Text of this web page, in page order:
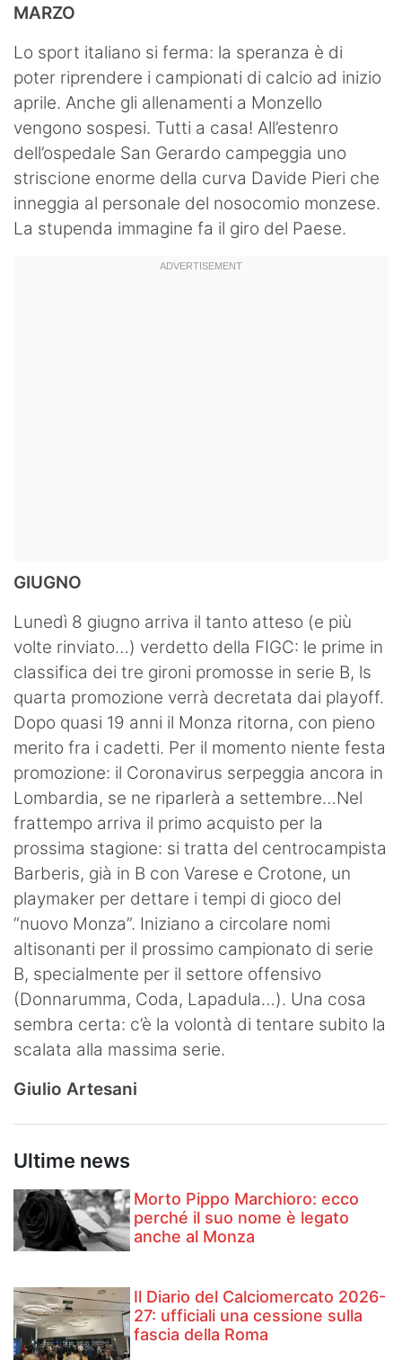
MARZO
Lo sport italiano si ferma: la speranza è di
poter riprendere i campionati di calcio ad inizio
aprile. Anche gli allenamenti a Monzello
vengono sospesi. Tutti a casa! All’estenro
dell’ospedale San Gerardo campeggia uno
striscione enorme della curva Davide Pieri che
inneggia al personale del nosocomio monzese.
La stupenda immagine fa il giro del Paese.
GIUGNO
Lunedì 8 giugno arriva il tanto atteso (e più
volte rinviato…) verdetto della FIGC: le prime in
classifica dei tre gironi promosse in serie B, ls
quarta promozione verrà decretata dai playoff.
Dopo quasi 19 anni il Monza ritorna, con pieno
merito fra i cadetti. Per il momento niente festa
promozione: il Coronavirus serpeggia ancora in
Lombardia, se ne riparlerà a settembre…Nel
frattempo arriva il primo acquisto per la
prossima stagione: si tratta del centrocampista
Barberis, già in B con Varese e Crotone, un
playmaker per dettare i tempi di gioco del
“nuovo Monza”. Iniziano a circolare nomi
altisonanti per il prossimo campionato di serie
B, specialmente per il settore offensivo
(Donnarumma, Coda, Lapadula…). Una cosa
sembra certa: c’è la volontà di tentare subito la
scalata alla massima serie.
Giulio Artesani
Ultime news
Morto Pippo Marchioro: ecco
perché il suo nome è legato
anche al Monza
Il Diario del Calciomercato 2026-
27: ufficiali una cessione sulla
fascia della Roma